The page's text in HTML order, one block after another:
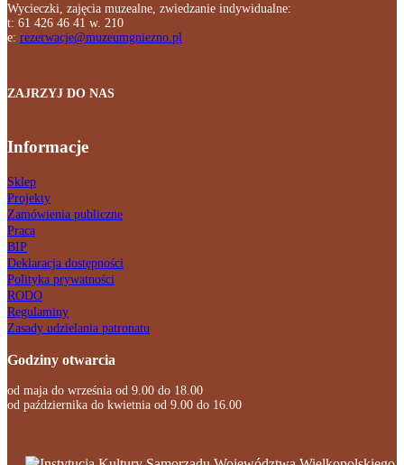
Wycieczki, zajęcia muzealne, zwiedzanie indywidualne:
t: 61 426 46 41 w. 210
e: rezerwacje@muzeumgniezno.pl
ZAJRZYJ DO NAS
Informacje
Sklep
Projekty
Zamówienia publiczne
Praca
BIP
Deklaracja dostępności
Polityka prywatności
RODO
Regulaminy
Zasady udzielania patronatu
Godziny otwarcia
od maja do września od 9.00 do 18.00
od października do kwietnia od 9.00 do 16.00